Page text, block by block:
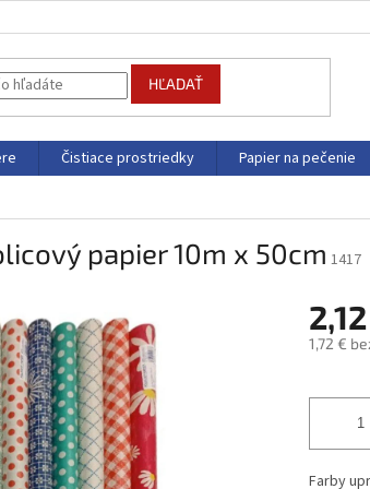
HĽADAŤ
Čistiace prostriedky Papier na pečenie
papier 10m x 50cm 1417
1,72 €
cena:
Farby